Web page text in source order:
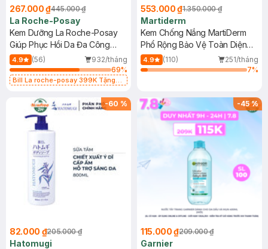
267.000 ₫445.000 ₫
La Roche-Posay
Kem Dưỡng La Roche-Posay
Giúp Phục Hồi Da Đa Công
Dụng 40ml
4.9 (56)
932/tháng
69%
Bill La roche-posay 399K Tặng
(SL có hạn)
553.000 ₫1.350.000 ₫
Martiderm
Kem Chống Nắng MartiDerm
Phổ Rộng Bảo Vệ Toàn Diện
40ml
4.9 (110)
251/tháng
7%
-60 %
82.000 ₫205.000 ₫
Hatomugi
-45%
115.000 ₫209.000 ₫
Garnier